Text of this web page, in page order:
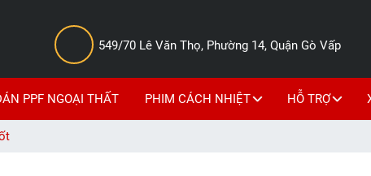
549/70 Lê Văn Thọ, Phường 14, Quận Gò Vấp
PPF NGOẠI THẤT PHIM CÁCH NHIỆT HỖ TRỢ